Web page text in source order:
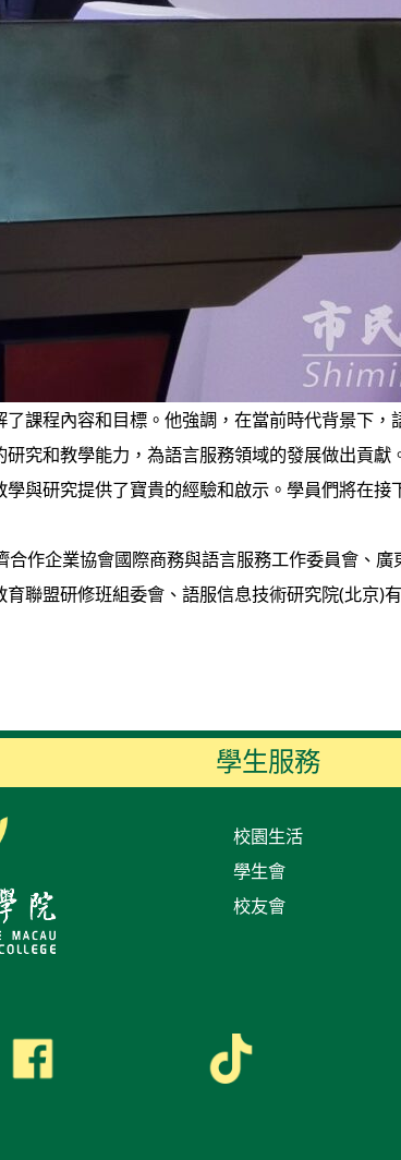
課程內容和目標。他強調，在當前時代背景下，
究和教學能力，為語言服務領域的發展做出貢獻
與研究提供了寶貴的經驗和啟示。學員們將在接
作企業協會國際商務與語言服務工作委員會、
聯盟研修班組委會、語服信息技術研究院(北京)
學生服務
校園生活
學生會
校友會